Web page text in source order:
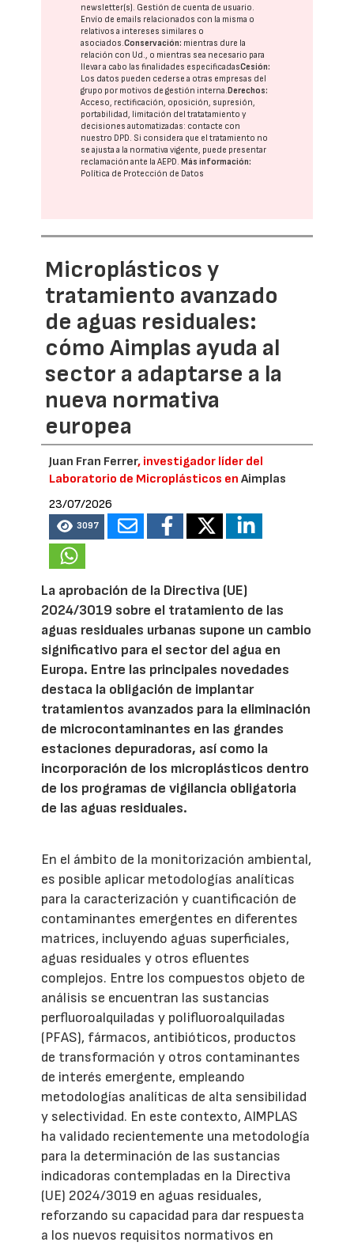
newsletter(s). Gestión de cuenta de usuario.
Envío de emails relacionados con la misma o
relativos a intereses similares o
asociados.Conservación: mientras dure la
relación con Ud., o mientras sea necesario para
llevar a cabo las finalidades especificadasCesión:
Los datos pueden cederse a otras empresas del
grupo por motivos de gestión interna. Derechos:
Acceso, rectificación, oposición, supresión,
portabilidad, limitación del tratatamiento y
decisiones automatizadas: contacte con
nuestro DPD. Si considera que el tratamiento no
se ajusta a la normativa vigente, puede presentar
reclamación ante laAEPD. Más información:
Política de Protección de Datos
Microplásticos y
tratamiento avanzado
de aguas residuales:
cómo Aimplas ayuda al
sector a adaptarse a la
nueva normativa
europea
Juan Fran Ferrer, investigador líder del
Laboratorio de Microplásticos enAimplas
23/07/2026
3097
La aprobación de la Directiva (UE)
2024/3019 sobre el tratamiento de las
aguas residuales urbanas supone un cambio
significativo para el sector del agua en
Europa. Entre las principales novedades
destaca la obligación de implantar
tratamientos avanzados para la eliminación
de microcontaminantes en las grandes
estaciones depuradoras, así como la
incorporación de los microplásticos dentro
de los programas de vigilancia obligatoria
de las aguas residuales.
En el ámbito de la monitorización ambiental,
es posible aplicar metodologías analíticas
para la caracterización y cuantificación de
contaminantes emergentes en diferentes
matrices, incluyendo aguas superficiales,
aguas residuales y otros efluentes
complejos. Entre los compuestos objeto de
análisis se encuentran las sustancias
perfluoroalquiladas y polifluoroalquiladas
(PFAS), fármacos, antibióticos, productos
de transformación y otros contaminantes
de interés emergente, empleando
metodologías analíticas de alta sensibilidad
y selectividad. En este contexto, AIMPLAS
ha validado recientemente una metodología
para la determinación de las sustancias
indicadoras contempladas en la Directiva
(UE) 2024/3019 en aguas residuales,
reforzando su capacidad para dar respuesta
a los nuevos requisitos normativos en